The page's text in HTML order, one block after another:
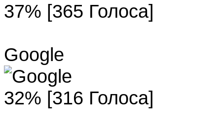
37% [365 Голоса]
Google
32% [316 Голоса]